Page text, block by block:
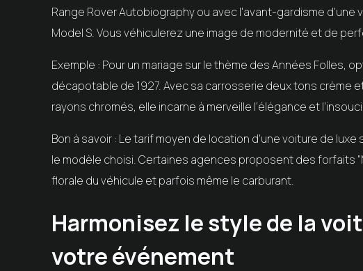
Range Rover Autobiography ou avec l'avant-gardisme d'une
Model S. Vous véhiculerez une image de modernité et de
Exemple : Pour un mariage sur le thème des Années Folles,
décapotable de 1927. Avec sa carrosserie deux tons crème
rayons chromés, elle incarne à merveille l'élégance et
Bon à savoir : Le tarif moyen de location d'une voiture de
le modèle choisi. Certaines agences proposent des forfaits
florale du véhicule et parfois même le carburant.
Harmonisez le style de la
votre événement